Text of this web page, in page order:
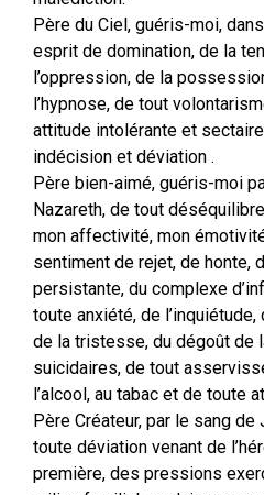
Père du Ciel, guéris-moi,
esprit de domination, de la
l’oppression, de la
l’hypnose, de tout
attitude intolérante et
indécision et déviation .
Père bien-aimé, guéris-moi
Nazareth, de tout
mon affectivité, mon
sentiment de rejet, de honte,
persistante, du complexe
toute anxiété, de l’inquiétude,
de la tristesse, du dégoût de
suicidaires, de tout
l’alcool, au tabac et de toute
Père Créateur, par le sang
toute déviation venant de
première, des pressions